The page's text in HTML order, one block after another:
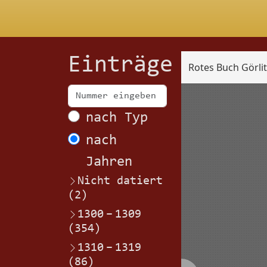
Einträge
nach Typ
nach
Jahren
Nicht datiert
(2)
1300 – 1309
(354)
1310 – 1319
(86)
Rotes Buch